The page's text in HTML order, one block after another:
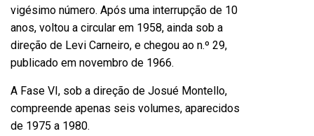
vigésimo número. Após uma interrupção de 10
anos, voltou a circular em 1958, ainda sob a
direção de Levi Carneiro, e chegou ao n.º 29,
publicado em novembro de 1966.
A Fase VI, sob a direção de Josué Montello,
compreende apenas seis volumes, aparecidos
de 1975 a 1980.